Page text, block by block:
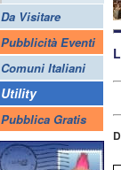
Da Visitare
Pubblicità Eventi
Comuni Italiani
Utility
Pubblica Gratis